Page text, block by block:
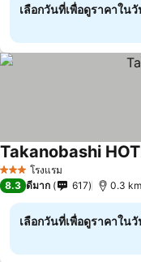
เลือกวันที่เพื่อดูราคาใน
3 ดาว โรงแรม
Takanobashi
8.3 ดีมาก 617 0.3
เลือกวันที่เพื่อดูราคาใน